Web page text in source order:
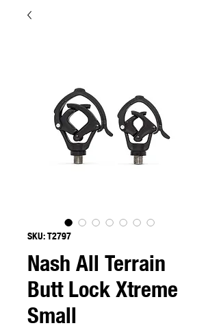
SKU: T2797
Nash All Terrain
Butt Lock Xtreme
Small